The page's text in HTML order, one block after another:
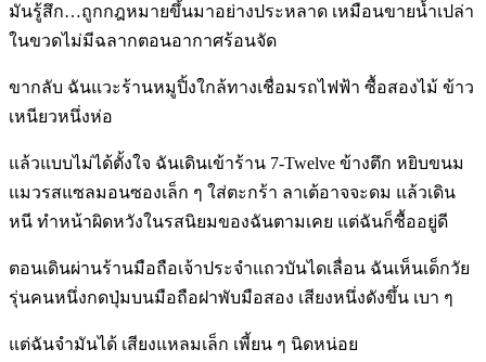
มันรู้สึก…ถูกกฎหมายขึ้นมาอย่างประหลาด เหมือนขายน้ำเปล่า
ในขวดไม่มีฉลากตอนอากาศร้อนจัด
ขากลับ ฉันแวะร้านหมูปิ้งใกล้ทางเชื่อมรถไฟฟ้า ซื้อสองไม้ ข้าว
เหนียวหนึ่งห่อ
แล้วแบบไม่ได้ตั้งใจ ฉันเดินเข้าร้าน 7-Twelve ข้างตึก หยิบขนม
แมวรสแซลมอนซองเล็ก ๆ ใส่ตะกร้า ลาเต้อาจจะดม แล้วเดิน
หนี ทำหน้าผิดหวังในรสนิยมของฉันตามเคย แต่ฉันก็ซื้ออยู่ดี
ตอนเดินผ่านร้านมือถือเจ้าประจำแถวบันไดเลื่อน ฉันเห็นเด็กวัย
รุ่นคนหนึ่งกดปุ่มบนมือถือฝาพับมือสอง เสียงหนึ่งดังขึ้น เบา ๆ
แต่ฉันจำมันได้ เสียงแหลมเล็ก เพี้ยน ๆ นิดหน่อย